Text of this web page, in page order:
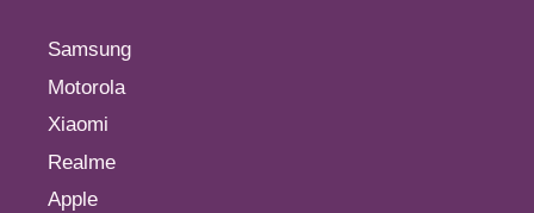
Samsung
Motorola
Xiaomi
Realme
Apple